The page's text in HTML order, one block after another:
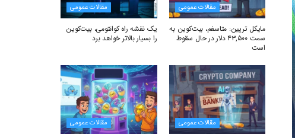
مقالات عمومی
مایکل ترپین: متاسفم، بیت‌کوین به
سمت ۴۳,۵۰۰ دلار در حال سقوط
است
مقالات عمومی
یک نقشه راه کوانتومی، بیت‌کوین
را بسیار بالاتر خواهد برد
مقالات عمومی مقالات عمومی